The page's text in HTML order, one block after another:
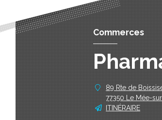
Commerces
89 Rte de
77350 Le Mée-
ITINÉRAIRE